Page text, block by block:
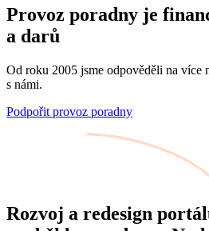
Provoz poradny je
a darů
Od roku 2005 jsme odpověděli na více
s námi.
Podpořit provoz poradny
Rozvoj a redesign